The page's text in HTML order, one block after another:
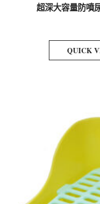
超深大容量防噴
QUICK